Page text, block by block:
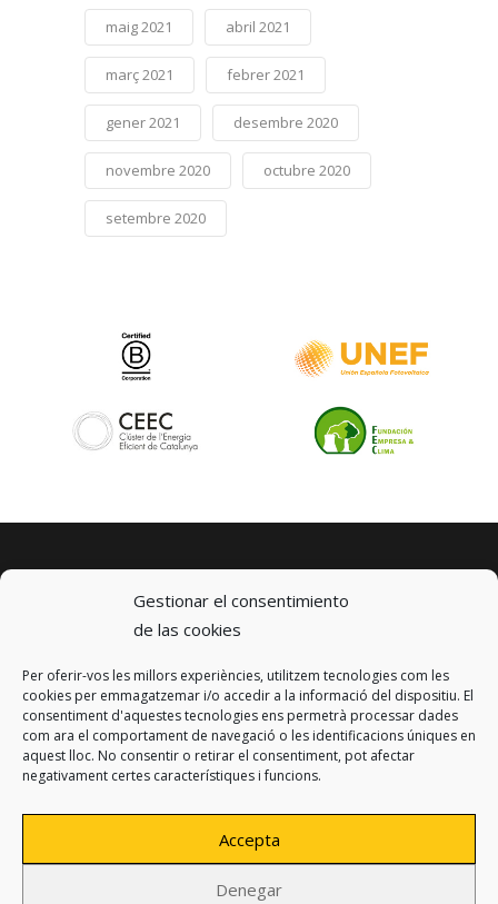
Gestionar el consentimiento
de las cookies
Per oferir-vos les millors experiències, utilitzem tecnologies com les
cookies per emmagatzemar i/o accedir a la informació del dispositiu. El
consentiment d'aquestes tecnologies ens permetrà processar dades
com ara el comportament de navegació o les identificacions úniques en
aquest lloc. No consentir o retirar el consentiment, pot afectar
negativament certes característiques i funcions.
Accepta
Denegar
maig 2021 abril 2021
març 2021 febrer 2021
gener 2021 desembre 2020
novembre 2020 octubre 2020
setembre 2020
© 2023 km0 Energy
Carrer Baldrich 222-226
08223 Terrassa, Barcelona
info@km0.energy
Política de privacitat